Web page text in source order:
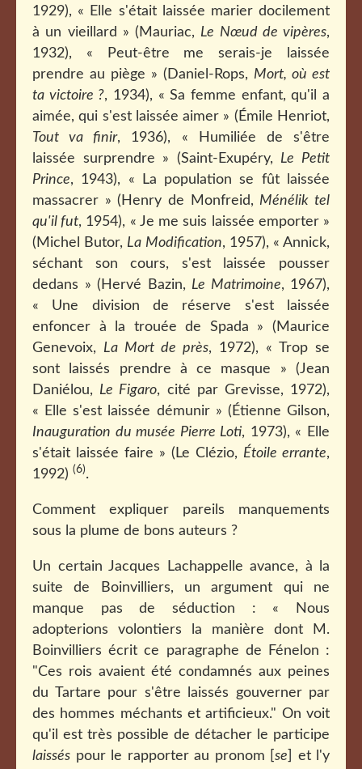
1929), « Elle s'était laissée marier docilement
à un vieillard » (Mauriac, Le Nœud de vipères,
1932), « Peut-être me serais-je laissée
prendre au piège » (Daniel-Rops, Mort, où est
ta victoire ?, 1934), « Sa femme enfant, qu'il a
aimée, qui s'est laissée aimer » (Émile Henriot,
Tout va finir, 1936), « Humiliée de s'être
laissée surprendre » (Saint-Exupéry, Le Petit
Prince, 1943), « La population se fût laissée
massacrer » (Henry de Monfreid, Ménélik tel
qu'il fut, 1954), « Je me suis laissée emporter »
(Michel Butor, La Modification, 1957), « Annick,
séchant son cours, s'est laissée pousser
dedans » (Hervé Bazin, Le Matrimoine, 1967),
« Une division de réserve s'est laissée
enfoncer à la trouée de Spada » (Maurice
Genevoix, La Mort de près, 1972), « Trop se
sont laissés prendre à ce masque » (Jean
Daniélou, Le Figaro, cité par Grevisse, 1972),
« Elle s'est laissée démunir » (Étienne Gilson,
Inauguration du musée Pierre Loti, 1973), « Elle
s'était laissée faire » (Le Clézio, Étoile errante,
1992) (6).
Comment expliquer pareils manquements
sous la plume de bons auteurs ?
Un certain Jacques Lachappelle avance, à la
suite de Boinvilliers, un argument qui ne
manque pas de séduction : « Nous
adopterions volontiers la manière dont M.
Boinvilliers écrit ce paragraphe de Fénelon :
"Ces rois avaient été condamnés aux peines
du Tartare pour s'être laissés gouverner par
des hommes méchants et artificieux." On voit
qu'il est très possible de détacher le participe
laissés pour le rapporter au pronom [ se ] et l'y